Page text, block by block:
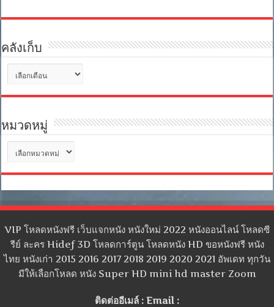
คลังเก็บ
เก็บ
หมวดหมู่
หมู่
VIP โหลดหนังฟรี เว็บแจกหนัง หนังใหม่ 2022 หนังออนไลน์ โหลดซี
รีย์ ละคร Hidef 3D โหลดการ์ตูน โหลดหนัง HD ขอหนังฟรี หนัง
ไทย หนังเก่า 2015 2016 2017 2018 2019 2020 2021 อัพเดท ทุกวัน
มีให้เลือกโหลด หนัง Super HD mini hd master Zoom
ติดต่ออีเมล์ : Email :